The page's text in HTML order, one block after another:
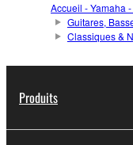
Accueil - Yamaha
Guitares,
Classiques &
Produits